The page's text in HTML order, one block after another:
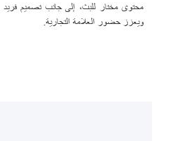
محتوى مختار للبث، إلى جانب تصميم فريد
ويعزز حضور العلامة التجارية.